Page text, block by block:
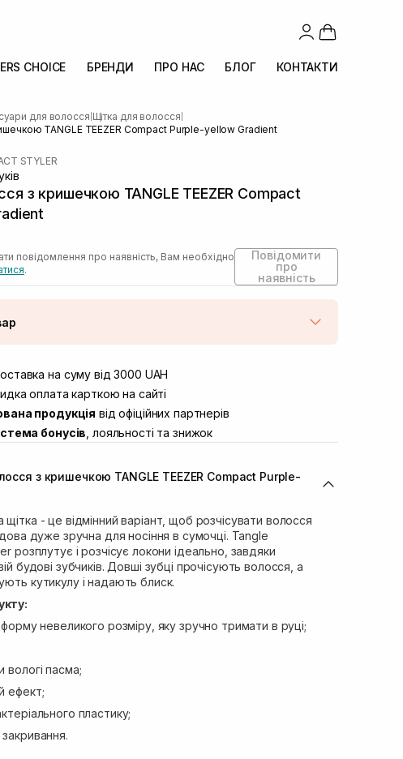
CHOICE БРЕНДИ ПРО НАС БЛОГ КОНТАКТИ
для волосся Щітка для волосся
TANGLE TEEZER Compact Purple-yellow Gradient
STYLER
з кришечкою TANGLE TEEZER Compact
повідомлення про наявність, Вам необхідно
.
Повідомити
про
наявність
вул. Винниченка 4
вул. Академіка Підстригача, 1В
вул. Івана Франка 36
вул. Степана Бандери 45 Немає в наявності!
вул. Кулика і Гудачека 23 (ТЦ
Немає в наявності!
на суму від 3000 UAH
оплата карткою на сайті
продукція від офіційних партнерів
бонусів , лояльності та знижок
з кришечкою TANGLE TEEZER Compact Purple-
- це відмінний варіант, щоб розчісувати волосся
дуже зручна для носіння в сумочці. Tangle
розплутує і розчісує локони ідеально, завдяки
будові зубчиків. Довші зубці прочісують волосся, а
кутикулу і надають блиск.
невеликого розміру, яку зручно тримати в руці;
вологі пасма;
ефект;
пластику;